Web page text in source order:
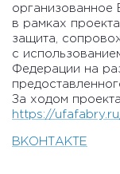
организованное
в рамках
защита,
с
Федерации на
За ходом
https://
ВКОНТАКТЕ